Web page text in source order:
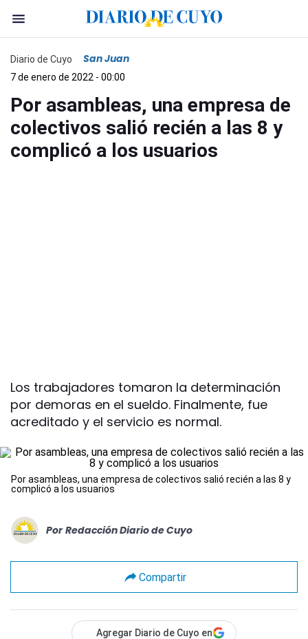
Diario de Cuyo San Juan
7 de enero de 2022 - 00:00
Por asambleas, una empresa de
colectivos salió recién a las 8 y
complicó a los usuarios
Los trabajadores tomaron la determinación
por demoras en el sueldo. Finalmente, fue
acreditado y el servicio es normal.
Por asambleas, una empresa de colectivos salió recién a las 8 y
complicó a los usuarios
Por Redacción Diario de Cuyo
Compartir
Agregar Diario de Cuyo en